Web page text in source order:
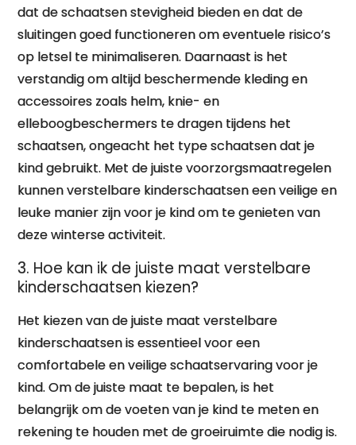
dat de schaatsen stevigheid bieden en dat de
sluitingen goed functioneren om eventuele risico’s
op letsel te minimaliseren. Daarnaast is het
verstandig om altijd beschermende kleding en
accessoires zoals helm, knie- en
elleboogbeschermers te dragen tijdens het
schaatsen, ongeacht het type schaatsen dat je
kind gebruikt. Met de juiste voorzorgsmaatregelen
kunnen verstelbare kinderschaatsen een veilige en
leuke manier zijn voor je kind om te genieten van
deze winterse activiteit.
3. Hoe kan ik de juiste maat verstelbare
kinderschaatsen kiezen?
Het kiezen van de juiste maat verstelbare
kinderschaatsen is essentieel voor een
comfortabele en veilige schaatservaring voor je
kind. Om de juiste maat te bepalen, is het
belangrijk om de voeten van je kind te meten en
rekening te houden met de groeiruimte die nodig is.